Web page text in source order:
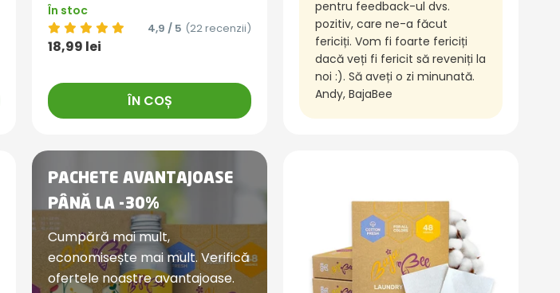
În stoc
4,9 / 5 (22 recenzii)
18,99 lei
ÎN COȘ
pentru feedback-ul dvs.
pozitiv, care ne-a făcut
fericiți. Vom fi foarte fericiți
dacă veți fi fericit să reveniți la
noi :). Să aveți o zi minunată.
Andy, BajaBee
PACHETE AVANTAJOASE
PÂNĂ LA -30%
Cumpără mai mult,
economisește mai mult. Verifică
ofertele noastre avantajoase.